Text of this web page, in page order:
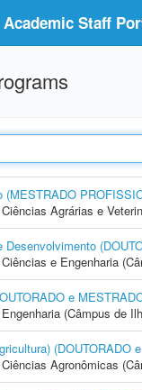
Staff
(MESTRADO
Agrárias e
Desenvolvimento
e Engenharia
e
(Câmpus de
(DOUTORADO
Agronômicas